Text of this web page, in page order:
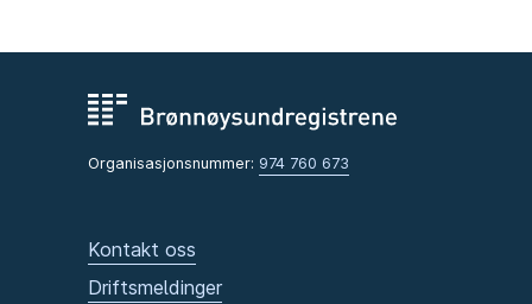
Organisasjonsnummer: 974 760 673
Kontakt oss
Driftsmeldinger